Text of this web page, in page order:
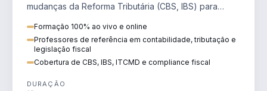
mudanças da Reforma Tributária (CBS, IBS) para
Formação 100% ao vivo e online
Professores de referência em contabilidade, tributação e
legislação fiscal
Cobertura de CBS, IBS, ITCMD e compliance fiscal
DURAÇÃO